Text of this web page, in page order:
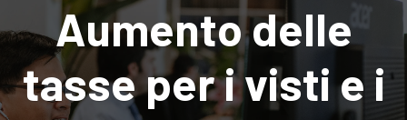
Aumento delle
tasse per i visti e i